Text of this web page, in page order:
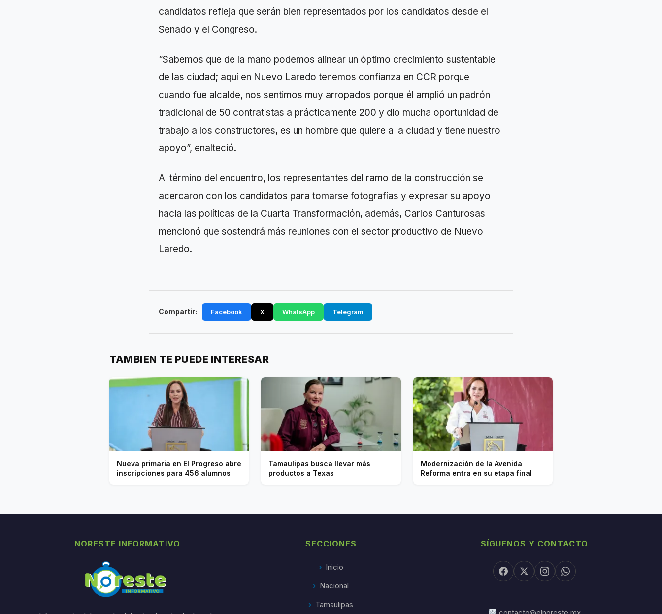
candidatos refleja que serán bien representados por los candidatos desde el
Senado y el Congreso.
“Sabemos que de la mano podemos alinear un óptimo crecimiento sustentable
de las ciudad; aquí en Nuevo Laredo tenemos confianza en CCR porque
cuando fue alcalde, nos sentimos muy arropados porque él amplió un padrón
tradicional de 50 contratistas a prácticamente 200 y dio mucha oportunidad de
trabajo a los constructores, es un hombre que quiere a la ciudad y tiene nuestro
apoyo”, enalteció.
Al término del encuentro, los representantes del ramo de la construcción se
acercaron con los candidatos para tomarse fotografías y expresar su apoyo
hacia las políticas de la Cuarta Transformación, además, Carlos Canturosas
mencionó que sostendrá más reuniones con el sector productivo de Nuevo
Laredo.
Compartir: Facebook X WhatsApp Telegram
TAMBIEN TE PUEDE INTERESAR
Nueva primaria en El Progreso abre
inscripciones para 456 alumnos
Tamaulipas busca llevar más
productos a Texas
Modernización de la Avenida
Reforma entra en su etapa final
NORESTE INFORMATIVO SECCIONES
Inicio
Nacional
Tamaulipas
SÍGUENOS Y CONTACTO
contacto@elnoreste.mx